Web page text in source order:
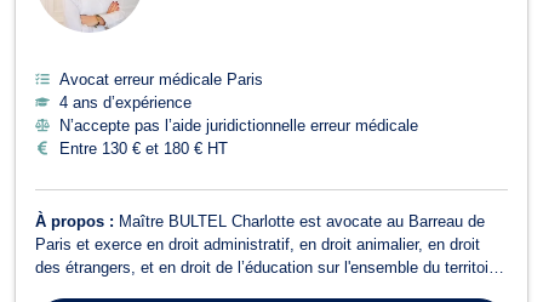
Avocat erreur médicale Paris
4 ans d’expérience
N’accepte pas l’aide juridictionnelle erreur médicale
Entre 130 € et 180 € HT
À propos : Maître BULTEL Charlotte est avocate au Barreau de
Paris et exerce en droit administratif, en droit animalier, en droit
des étrangers, et en droit de l’éducation sur l'ensemble du territoire